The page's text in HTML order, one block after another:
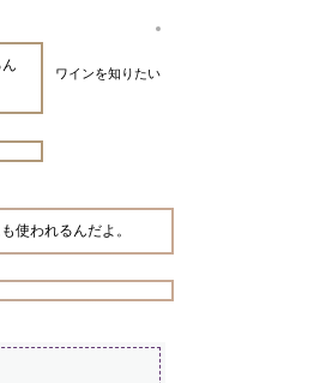
ワインを知りたい
使われるんだよ。